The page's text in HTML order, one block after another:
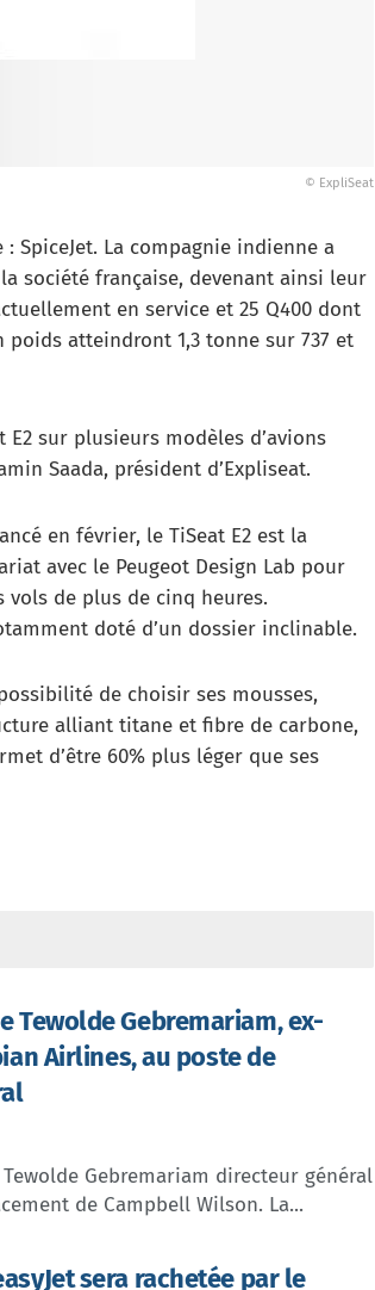
© ExpliSeat
SpiceJet. La compagnie indienne a
société française, devenant ainsi leur
en service et 25 Q400 dont
atteindront 1,3 tonne sur 737 et
sur plusieurs modèles d’avions
Saada, président d’Expliseat.
en février, le TiSeat E2 est la
avec le Peugeot Design Lab pour
vols de plus de cinq heures.
doté d’un dossier inclinable.
de choisir ses mousses,
alliant titane et fibre de carbone,
d’être 60% plus léger que ses
Tewolde Gebremariam, ex-
Airlines, au poste de
Gebremariam directeur général
de Campbell Wilson. La...
sera rachetée par le